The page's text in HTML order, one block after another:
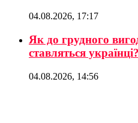
04.08.2026, 17:17
Як до грудного
ставляться українці?
04.08.2026, 14:56